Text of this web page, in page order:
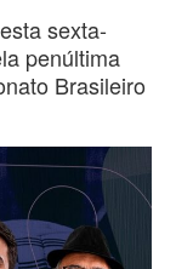
sexta-
penúltima
Brasileiro